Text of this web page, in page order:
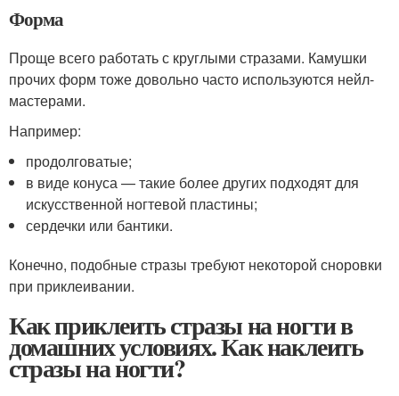
Форма
Проще всего работать с круглыми стразами. Камушки
прочих форм тоже довольно часто используются нейл-
мастерами.
Например:
продолговатые;
в виде конуса — такие более других подходят для
искусственной ногтевой пластины;
сердечки или бантики.
Конечно, подобные стразы требуют некоторой сноровки
при приклеивании.
Как приклеить стразы на ногти в
домашних условиях. Как наклеить
стразы на ногти?